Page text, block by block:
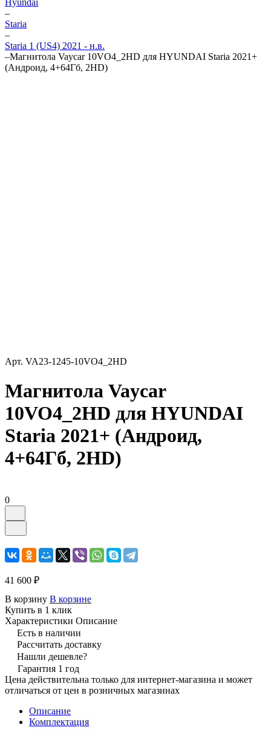
Hyundai
–
Staria
–
Staria 1 (US4) 2021 - н.в.
–Магнитола Vaycar 10VO4_2HD для HYUNDAI Staria 2021+
(Андроид, 4+64Гб, 2HD)
Арт. VA23-1245-10VO4_2HD
Магнитола Vaycar
10VO4_2HD для HYUNDAI
Staria 2021+ (Андроид,
4+64Гб, 2HD)
0
41 600 ₽
В корзину В корзине
Купить в 1 клик
Характеристики Описание
Есть в наличии
Рассчитать доставку
Нашли дешевле?
Гарантия 1 год
Цена действительна только для интернет-магазина и может
отличаться от цен в розничных магазинах
Описание
Комплектация